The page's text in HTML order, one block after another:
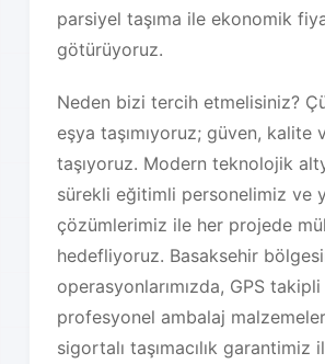
parsiyel taşıma ile ekonomik
götürüyoruz.
Neden bizi tercih etmelisiniz?
eşya taşımıyoruz; güven, kalite
taşıyoruz. Modern teknolojik
sürekli eğitimli personelimiz ve
çözümlerimiz ile her projede
hedefliyoruz. Basaksehir
operasyonlarımızda, GPS takipli
profesyonel ambalaj
sigortalı taşımacılık garantimiz